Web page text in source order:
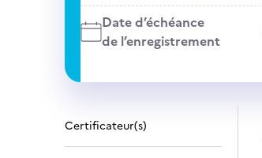
Date d’échéance
de l’enregistrement
Certificateur(s)